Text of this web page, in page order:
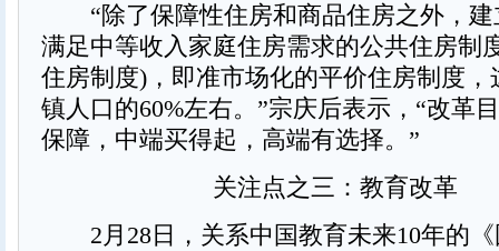
“除了保障性住房和商品住房之外，建
满足中等收入家庭住房需求的公共住房制
住房制度)，即准市场化的平价住房制度
镇人口的60%左右。”宗庆后表示，“改革
保障，中端买得起，高端有选择。”
关注点之三：教育改革
2月28日，关系中国教育未来10年的《